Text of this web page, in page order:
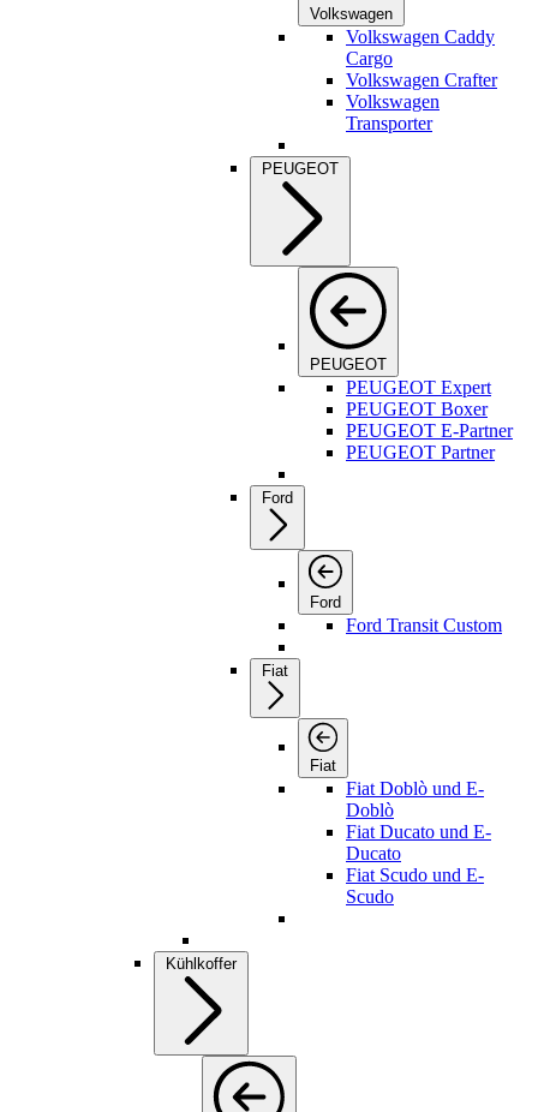
Volkswagen
Volkswagen Caddy
Cargo
Volkswagen Crafter
Volkswagen
Transporter
PEUGEOT
PEUGEOT
PEUGEOT Expert
PEUGEOT Boxer
PEUGEOT E-Partner
PEUGEOT Partner
Ford
Ford
Ford Transit Custom
Fiat
Fiat
Fiat Doblò und E-
Doblò
Fiat Ducato und E-
Ducato
Fiat Scudo und E-
Scudo
Kühlkoffer